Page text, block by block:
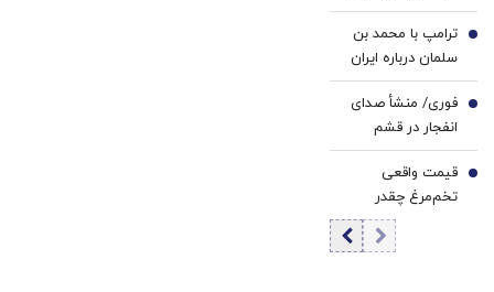
دیدار با محمد
بن‌سلمان در ریاض
ترامپ با محمد بن
سلمان درباره ایران
گفت‌وگو می‌کند/
جزئیات تماس
تلفنی
5
فوری/ منشأ صدای
انفجار در قشم
مشخص شد/ مقابه
با اهداف دشمن در
ورودی تنگه هرمز
6
قیمت واقعی
تخم‌مرغ چقدر
است؟/ مصرف
روزانه ۳ هزار و ۳۰۰
7